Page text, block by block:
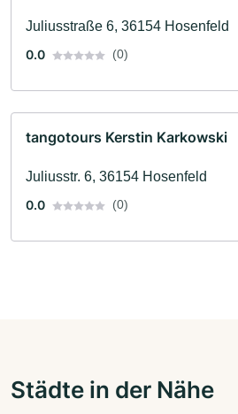
Juliusstraße 6, 36154 Hosenfeld
0.0
(0)
tangotours Kerstin Karkowski
Juliusstr. 6, 36154 Hosenfeld
0.0
(0)
Städte in der Nähe